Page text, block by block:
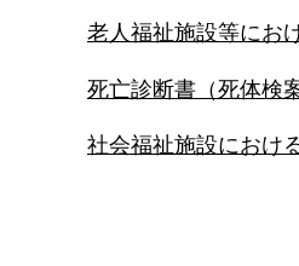
老人福祉施設等にお
死亡診断書（死体検
社会福祉施設におけ